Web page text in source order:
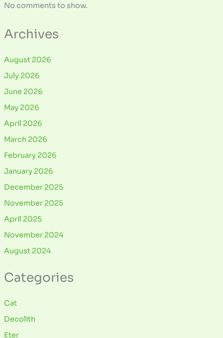
No comments to show.
Archives
August 2026
July 2026
June 2026
May 2026
April 2026
March 2026
February 2026
January 2026
December 2025
November 2025
April 2025
November 2024
August 2024
Categories
Cat
Decolith
Eter